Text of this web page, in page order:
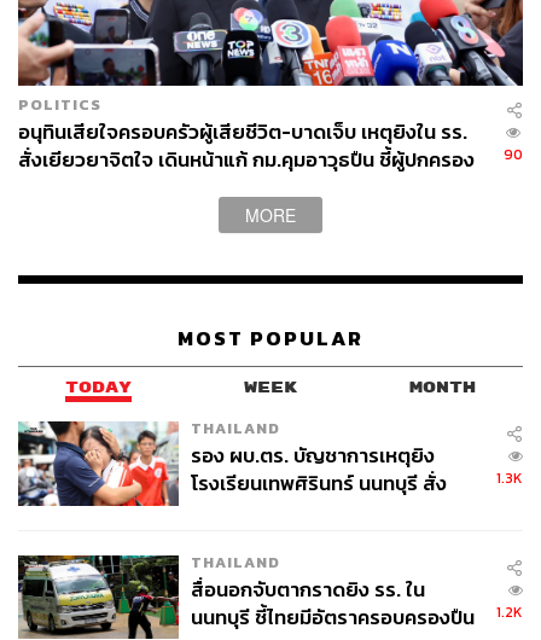
POLITICS
อนุทินเสียใจครอบครัวผู้เสียชีวิต-บาดเจ็บ เหตุยิงใน รร.
สั่งเยียวยาจิตใจ เดินหน้าแก้ กม.คุมอาวุธปืน ชี้ผู้ปกครอง
90
MORE
MOST POPULAR
TODAY WEEK MONTH
THAILAND
รอง ผบ.ตร. บัญชาการเหตุยิง
โรงเรียนเทพศิรินทร์ นนทบุรี สั่ง
1.3K
THAILAND
สื่อนอกจับตากราดยิง รร. ใน
นนทบุรี ชี้ไทยมีอัตราครอบครองปืน
1.2K